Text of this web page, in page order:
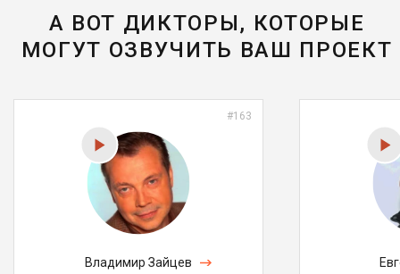
А ВОТ ДИКТОРЫ, КОТОРЫЕ
МОГУТ ОЗВУЧИТЬ ВАШ ПРОЕКТ
#163
Владимир Зайцев